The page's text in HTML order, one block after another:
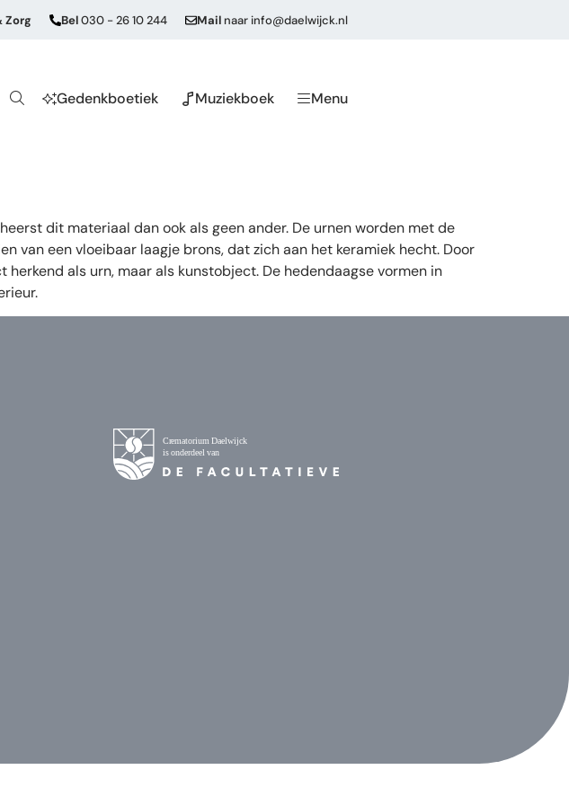
Zorg Bel030 - 26 10 244 Mail naarinfo@daelwijck.nl
Gedenkboetiek Muziekboek Menu
dit materiaal dan ook als geen ander. De urnen worden met de
van een vloeibaar laagje brons, dat zich aan het keramiek hecht. Door
als urn, maar als kunstobject. De hedendaagse vormen in